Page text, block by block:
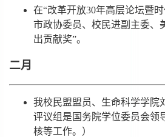
在“改革开放30年高层论坛暨
市政协委员、校民进副主委
出贡献奖”。
二月
我校民盟盟员、生命科学学院
评议组是国务院学位委员会领
核等工作。）